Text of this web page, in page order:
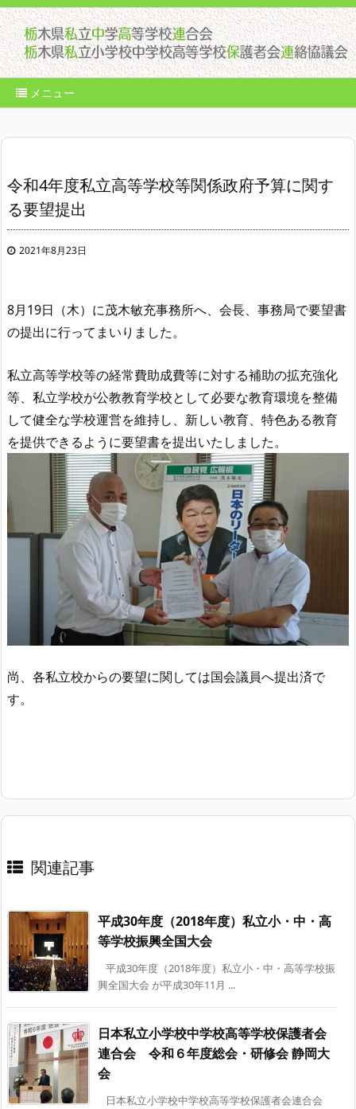
メニュー
令和4年度私立高等学校等関係政府予算に関す
る要望提出
2021年8月23日
8月19日（木）に茂木敏充事務所へ、会長、事務局で要望書
の提出に行ってまいりました。
私立高等学校等の経常費助成費等に対する補助の拡充強化
等、私立学校が公教教育学校として必要な教育環境を整備
して健全な学校運営を維持し、新しい教育、特色ある教育
を提供できるように要望書を提出いたしました。
尚、各私立校からの要望に関しては国会議員へ提出済で
す。
関連記事
平成30年度（2018年度）私立小・中・高
等学校振興全国大会
平成30年度（2018年度）私立小・中・高等学校振
興全国大会 が平成30年11月 ...
日本私立小学校中学校高等学校保護者会
連合会 令和６年度総会・研修会 静岡大
会
日本私立小学校中学校高等学校保護者会連合会